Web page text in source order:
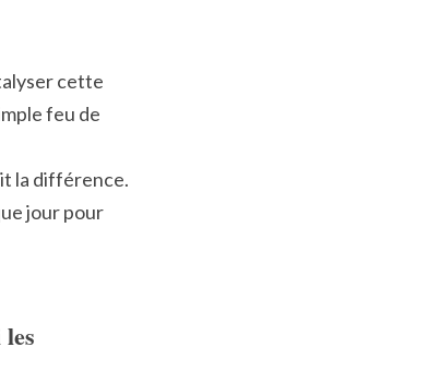
cette
feu de
la différence.
jour pour